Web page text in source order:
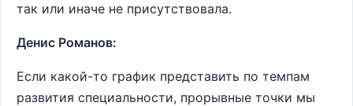
так или иначе не присутствовала.
Денис Романов:
Если какой-то график представить по темпам
развития специальности, прорывные точки мы